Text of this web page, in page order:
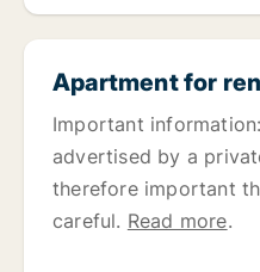
Apartment for
Important
advertised by a
therefore important
careful. Read more.